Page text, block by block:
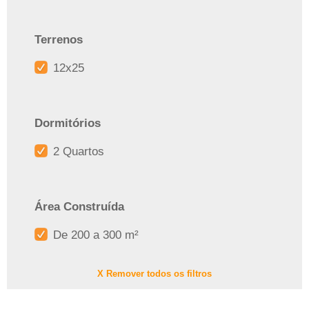
Terrenos
12x25
Dormitórios
2 Quartos
Área Construída
De 200 a 300 m²
X Remover todos os filtros